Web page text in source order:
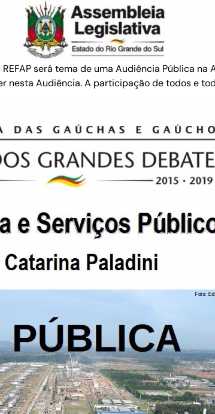
será tema de uma Audiência Pública na
nesta Audiência. A participação de todos e